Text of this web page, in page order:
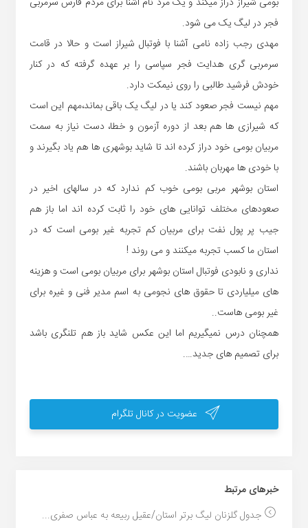
فجر در لیگ یک می شود.
مهدی رجب زاده نامی آشنا با فوتبال شیراز است و حالا در قامت
سرمربی گری هدایت فجر سپاسی را بر عهده گرفته که در کنار
خودش فرشید طالبی را روی نیمکت دارد.
مهم نیست فجر صعود کند یا در لیگ یک باقی بماند،مهم این است
که شیرازی ها هم بعد از دوره آزمون و خطا، دست نیاز به سمت
مربیان بومی خود دراز کرده اند تا شاید بوشهری ها هم یاد بگیرند و
با خودی ها مهربان باشند.
استان بوشهر مربی بومی خوب کم ندارد که در سالهای اخیر در
صعودهای مختلف توانایی های خود را ثابت کرده اند اما باز هم
جیب پر پول نفت برای مربیان کم تجربه غیر بومی است که در
استان ما کسب تجربه میکنند و می روند !
نداری و نابودی فوتبال استان بوشهر برای مربیان بومی است و هزینه
های میلیاردی تا حقوق های نجومی به اسم مدیر فنی و غیره برای
غیر بومی هاست..
همچنان درس نمیگیریم اما این عکس شاید باز هم تلنگری باشد
برای تصمیم های جدید….
عضویت در کانال تلگرام
خبر‌های مرتبط
جدول گلزنان لیگ برتر استان/عقیل ربیعه به عباس صفری...